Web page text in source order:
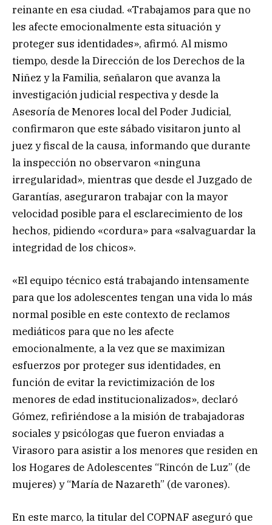
reinante en esa ciudad. «Trabajamos para que no
les afecte emocionalmente esta situación y
proteger sus identidades», afirmó. Al mismo
tiempo, desde la Dirección de los Derechos de la
Niñez y la Familia, señalaron que avanza la
investigación judicial respectiva y desde la
Asesoría de Menores local del Poder Judicial,
confirmaron que este sábado visitaron junto al
juez y fiscal de la causa, informando que durante
la inspección no observaron «ninguna
irregularidad», mientras que desde el Juzgado de
Garantías, aseguraron trabajar con la mayor
velocidad posible para el esclarecimiento de los
hechos, pidiendo «cordura» para «salvaguardar la
integridad de los chicos».
«El equipo técnico está trabajando intensamente
para que los adolescentes tengan una vida lo más
normal posible en este contexto de reclamos
mediáticos para que no les afecte
emocionalmente, a la vez que se maximizan
esfuerzos por proteger sus identidades, en
función de evitar la revictimización de los
menores de edad institucionalizados», declaró
Gómez, refiriéndose a la misión de trabajadoras
sociales y psicólogas que fueron enviadas a
Virasoro para asistir a los menores que residen en
los Hogares de Adolescentes “Rincón de Luz” (de
mujeres) y “María de Nazareth” (de varones).
En este marco, la titular del COPNAF aseguró que